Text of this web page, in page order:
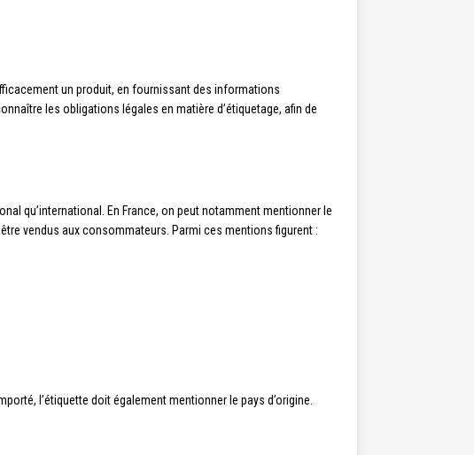
un produit, en fournissant des informations
les obligations légales en matière d’étiquetage, afin de
qu’international. En France, on peut notamment mentionner le
vendus aux consommateurs. Parmi ces mentions figurent :
l’étiquette doit également mentionner le pays d’origine.